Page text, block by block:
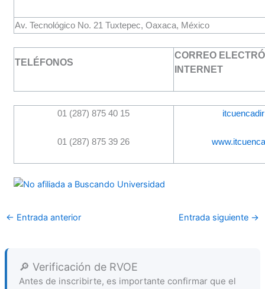
Av. Tecnológico No. 21 Tuxtepec, Oaxaca, México
TELÉFONOS
CORREO
INTERNET
01 (287) 875 40 15
01 (287) 875 39 26
← Entrada anterior Entrada siguiente →
🔎 Verificación de RVOE
Antes de inscribirte, es importante confirmar que el